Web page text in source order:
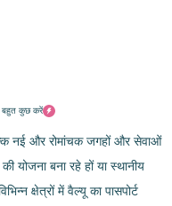
बहुत कुछ करें
नई और रोमांचक जगहों और सेवाओं
योजना बना रहे हों या स्थानीय
क्षेत्रों में वैल्यू का पासपोर्ट